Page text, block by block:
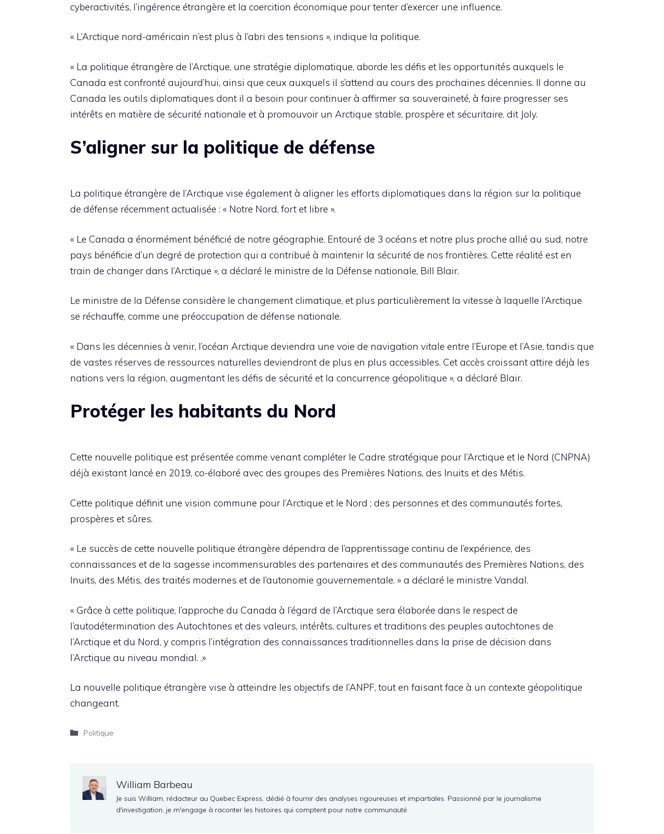
cyberactivités, l’ingérence étrangère et la coercition économique pour tenter d’exercer une influence.
« L’Arctique nord-américain n’est plus à l’abri des tensions », indique la politique.
« La politique étrangère de l’Arctique, une stratégie diplomatique, aborde les défis et les opportunités auxquels le
Canada est confronté aujourd’hui, ainsi que ceux auxquels il s’attend au cours des prochaines décennies. Il donne au
Canada les outils diplomatiques dont il a besoin pour continuer à affirmer sa souveraineté, à faire progresser ses
intérêts en matière de sécurité nationale et à promouvoir un Arctique stable, prospère et sécuritaire. dit Joly.
S’aligner sur la politique de défense
La politique étrangère de l’Arctique vise également à aligner les efforts diplomatiques dans la région sur la politique
de défense récemment actualisée : « Notre Nord, fort et libre ».
« Le Canada a énormément bénéficié de notre géographie. Entouré de 3 océans et notre plus proche allié au sud, notre
pays bénéficie d’un degré de protection qui a contribué à maintenir la sécurité de nos frontières. Cette réalité est en
train de changer dans l’Arctique », a déclaré le ministre de la Défense nationale, Bill Blair.
Le ministre de la Défense considère le changement climatique, et plus particulièrement la vitesse à laquelle l’Arctique
se réchauffe, comme une préoccupation de défense nationale.
« Dans les décennies à venir, l’océan Arctique deviendra une voie de navigation vitale entre l’Europe et l’Asie, tandis que
de vastes réserves de ressources naturelles deviendront de plus en plus accessibles. Cet accès croissant attire déjà les
nations vers la région, augmentant les défis de sécurité et la concurrence géopolitique », a déclaré Blair.
Protéger les habitants du Nord
Cette nouvelle politique est présentée comme venant compléter le Cadre stratégique pour l’Arctique et le Nord (CNPNA)
déjà existant lancé en 2019, co-élaboré avec des groupes des Premières Nations, des Inuits et des Métis.
Cette politique définit une vision commune pour l’Arctique et le Nord ; des personnes et des communautés fortes,
prospères et sûres.
« Le succès de cette nouvelle politique étrangère dépendra de l’apprentissage continu de l’expérience, des
connaissances et de la sagesse incommensurables des partenaires et des communautés des Premières Nations, des
Inuits, des Métis, des traités modernes et de l’autonomie gouvernementale. » a déclaré le ministre Vandal.
« Grâce à cette politique, l’approche du Canada à l’égard de l’Arctique sera élaborée dans le respect de
l’autodétermination des Autochtones et des valeurs, intérêts, cultures et traditions des peuples autochtones de
l’Arctique et du Nord, y compris l’intégration des connaissances traditionnelles dans la prise de décision dans
l’Arctique au niveau mondial. .»
La nouvelle politique étrangère vise à atteindre les objectifs de l’ANPF, tout en faisant face à un contexte géopolitique
changeant.
Catégories
Politique
William Barbeau
Je suis William, rédacteur au Quebec Express, dédié à fournir des analyses rigoureuses et impartiales. Passionné par le journalisme
d'investigation, je m'engage à raconter les histoires qui comptent pour notre communauté.